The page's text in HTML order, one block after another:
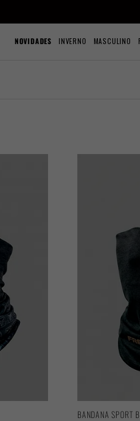
NOVIDADES INVERNO MASCULINO
BANDANA SPORT